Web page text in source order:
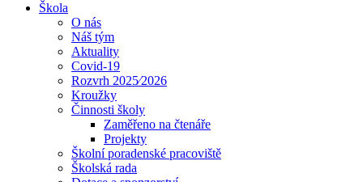
Škola
O nás
Náš tým
Aktuality
Covid-19
Rozvrh 2025⁄2026
Kroužky
Činnosti školy
Zaměřeno na čtenáře
Projekty
Školní poradenské pracoviště
Školská rada